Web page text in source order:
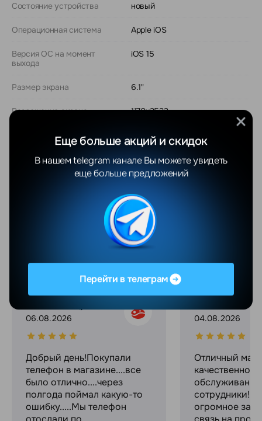
Состояние устройства новый
Операционная система Apple iOS
Версия ОС на момент
выхода
iOS 15
Размер экрана 6.1"
Разрешение экрана 1170x2532
Технология экрана OLED (Super Retina XDR)
Частота обновления экрана 60 Гц
Все отзывы
YANDEX GOOGLE
06.08.2026
Добрый день!Покупали
телефон в магазине....все
было отлично....через
полгода поймал какую-то
ошибку.....Мы телефон
04.08.2026
Отличный
качественное
сотрудники!
огромное за
Перейти в телеграм
Еще больше акций и скидок
В нашем telegram канале Вы можете увидеть
еще больше предложений